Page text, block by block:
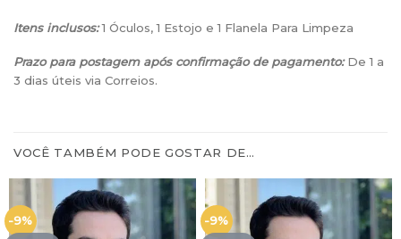
Itens inclusos:1 Óculos, 1 Estojo e 1 Flanela Para Limpeza
Prazo para postagem após confirmação de pagamento:De 1 a
3 dias úteis via Correios.
VOCÊ TAMBÉM PODE GOSTAR DE…
-9% -9%